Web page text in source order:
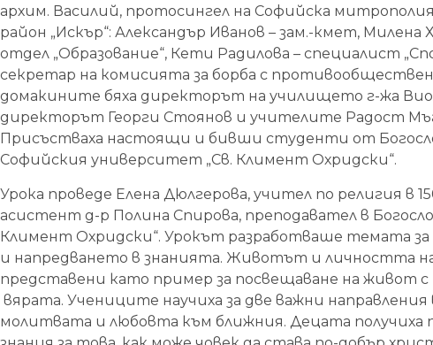
архим. Василий, протосингел на Софийска
район „Искър“: Александър Иванов – зам.-кмет, Милена
отдел „Образование“, Кети Радилова – специалист
секретар на комисията за борба с
домакините бяха директорът на училището г-жа
директорът Георги Стоянов и учителите Радост
Присъстваха настоящи и бивши студенти от
Софийския университет „Св. Климент Охридски“.
Урока проведе Елена Дюлгерова, учител по религия в
асистент д-р Полина Спирова, преподавател в
Климент Охридски“. Урокът разработваше темата
и напредването в знанията. Животът и личността
представени като пример за посвещаване на живот
вярата. Учениците научиха за две важни
молитвата и любовта към ближния. Децата получиха